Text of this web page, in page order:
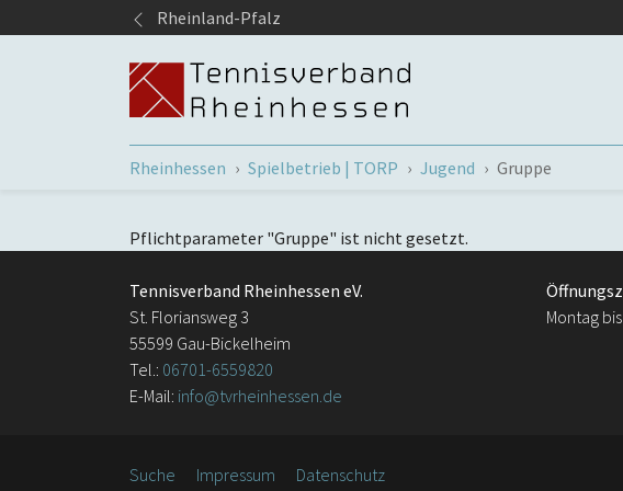
Springe zum SeiteninhaltRheinland-Pfalz
Sie sind hier:
Rheinhessen Spielbetrieb | TORP Jugend Gruppe
Pflichtparameter "Gruppe" ist nicht gesetzt.
Tennisverband Rheinhessen eV.
St. Floriansweg 3
55599 Gau-Bickelheim
Tel.: 06701-6559820
E-Mail: info@tvrheinhessen.de
Montag
Suche Impressum
Datenschutz